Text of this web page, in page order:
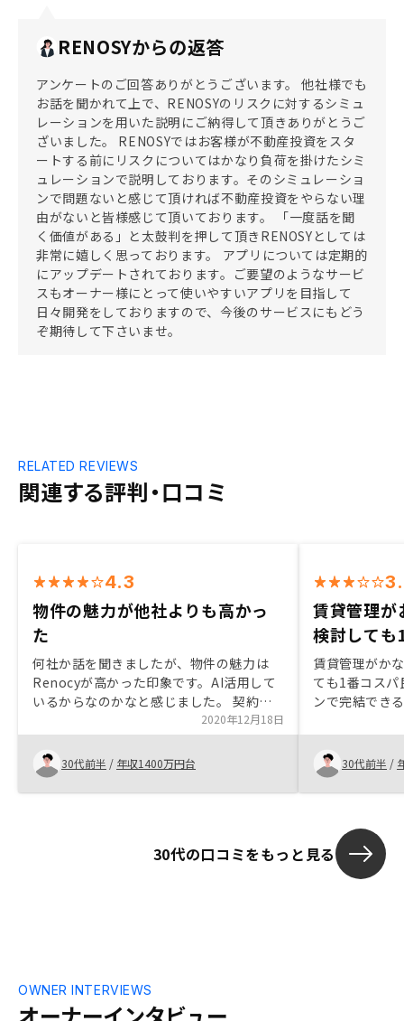
RENOSYからの返答
アンケートのご回答ありがとうございます。 他社様でも
お話を聞かれて上で、RENOSYのリスクに対するシミュ
レーションを用いた説明にご納得して頂きありがとうご
ざいました。 RENOSYではお客様が不動産投資をスタ
ートする前にリスクについてはかなり負荷を掛けたシミ
ュレーションで説明しております。そのシミュレーショ
ンで問題ないと感じて頂ければ不動産投資をやらない理
由がないと皆様感じて頂いております。 「一度話を聞
く価値がある」と太鼓判を押して頂きRENOSYとしては
非常に嬉しく思っております。 アプリについては定期的
にアップデートされております。ご要望のようなサービ
スもオーナー様にとって使いやすいアプリを目指して
日々開発をしておりますので、今後のサービスにもどう
ぞ期待して下さいませ。
関連する評判・口コミ
RELATED REVIEWS
4.3
物件の魅力が他社よりも高かっ
た
何社か話を聞きましたが、物件の魅力は
Renocyが高かった印象です。AI活用して
いるからなのかなと感じました。 契約後
の手続きも厚くフォロー頂き、ありがたか
ったです。一部、担当者間で情報共有され
ていないと感じる部分がありました。
2020年12月18日
30代前半 / 年収1400万円台
賃貸管理が
検討しても
賃貸管理がか
ても1番コス
ンで完結でき
30代前半 /
30代の口コミをもっと見る
OWNER INTERVIEWS